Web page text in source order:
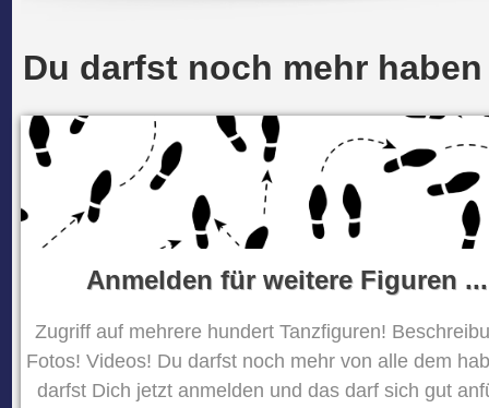
Du darfst noch mehr haben
Anmelden für weitere Figuren ...
Zugriff auf mehrere hundert Tanzfiguren!
Fotos! Videos! Du darfst noch mehr von alle dem
darfst Dich jetzt anmelden und das darf sich gut